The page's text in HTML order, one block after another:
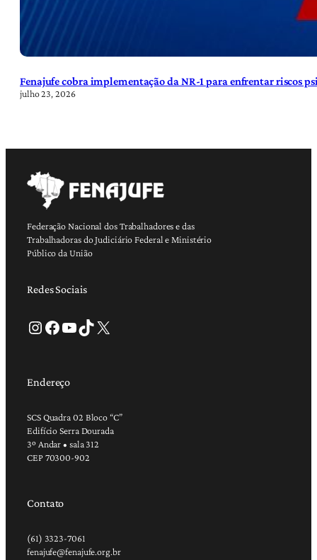
Fenajufe cobra implementação da NR-1 para enfrentar riscos
julho 23, 2026
Federação Nacional dos Trabalhadores e das
Trabalhadoras do Judiciário Federal e Ministério
Público da União
Redes Sociais
Instagram Facebook Youtube TikTok X
Endereço
SCS Quadra 02 Bloco “C”
Edifício Serra Dourada
3º Andar • sala 312
CEP 70300-902
Contato
(61) 3323-7061
fenajufe@fenajufe.org.br